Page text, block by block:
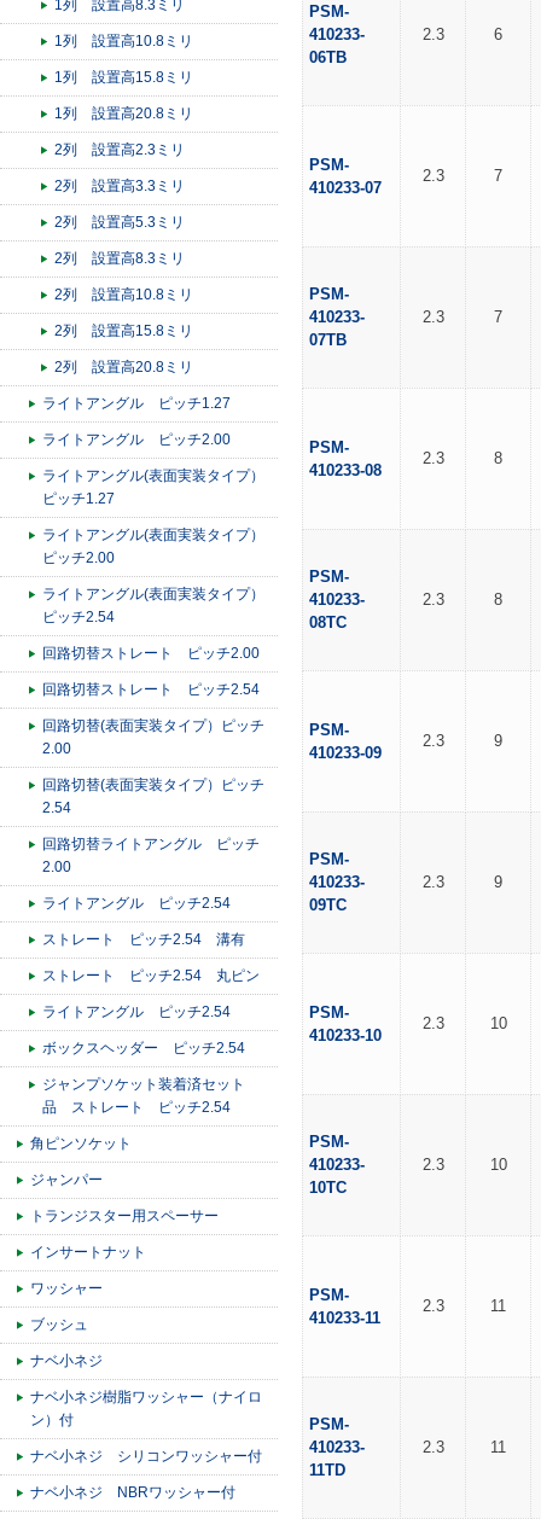
1列 設置高8.3ミリ
1列 設置高10.8ミリ
1列 設置高15.8ミリ
1列 設置高20.8ミリ
2列 設置高2.3ミリ
2列 設置高3.3ミリ
2列 設置高5.3ミリ
2列 設置高8.3ミリ
2列 設置高10.8ミリ
2列 設置高15.8ミリ
2列 設置高20.8ミリ
ライトアングル ピッチ1.27
ライトアングル ピッチ2.00
ライトアングル(表面実装タイプ）
ピッチ1.27
ライトアングル(表面実装タイプ）
ピッチ2.00
ライトアングル(表面実装タイプ）
ピッチ2.54
回路切替ストレート ピッチ2.00
回路切替ストレート ピッチ2.54
回路切替(表面実装タイプ）ピッチ
2.00
回路切替(表面実装タイプ）ピッチ
2.54
回路切替ライトアングル ピッチ
2.00
ライトアングル ピッチ2.54
ストレート ピッチ2.54 溝有
ストレート ピッチ2.54 丸ピン
ライトアングル ピッチ2.54
ボックスヘッダー ピッチ2.54
ジャンプソケット装着済セット
品 ストレート ピッチ2.54
角ピンソケット
ジャンパー
トランジスター用スペーサー
インサートナット
ワッシャー
ブッシュ
ナベ小ネジ
ナベ小ネジ樹脂ワッシャー（ナイロ
ン）付
ナベ小ネジ シリコンワッシャー付
ナベ小ネジ NBRワッシャー付
PSM-
410233-
06TB
2.3 6
PSM-
410233-07
2.3 7
PSM-
410233-
07TB
2.3 7
PSM-
410233-08
2.3 8
PSM-
410233-
08TC
2.3 8
PSM-
410233-09
2.3 9
PSM-
410233-
09TC
2.3 9
PSM-
410233-10
2.3 10
PSM-
410233-
10TC
2.3 10
PSM-
410233-11
2.3 11
PSM-
410233-
11TD
2.3 11